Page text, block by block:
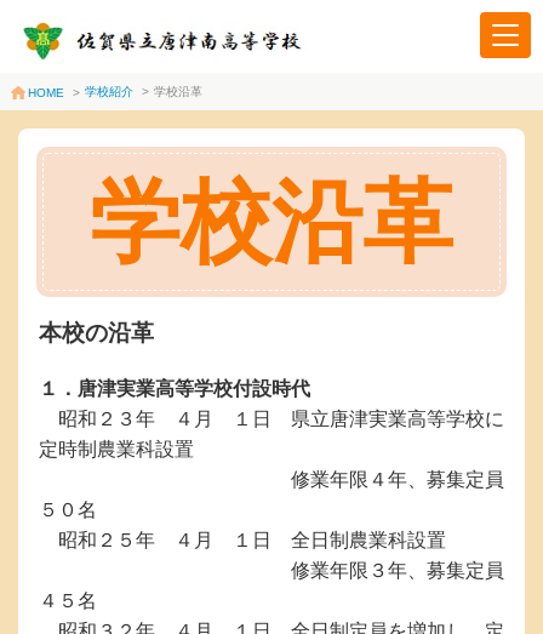
HOME > 学校紹介 > 学校沿革
学校沿革
本校の沿革
１．唐津実業高等学校付設時代
昭和２３年 ４月 １日 県立唐津実業高等学校に
定時制農業科設置
修業年限４年、募集定員
５０名
昭和２５年 ４月 １日 全日制農業科設置
修業年限３年、募集定員
４５名